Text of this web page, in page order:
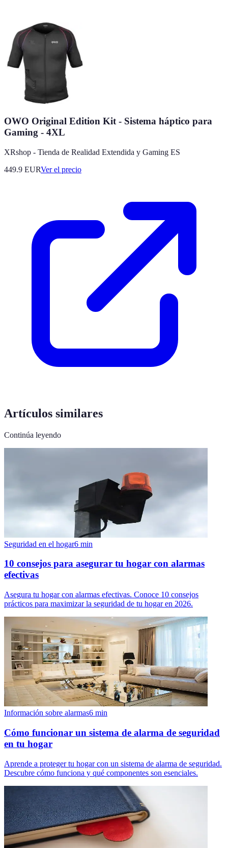
OWO Original Edition Kit - Sistema háptico para
Gaming - 4XL
XRshop - Tienda de Realidad Extendida y Gaming ES
449.9 EURVer el precio
Artículos similares
Continúa leyendo
Seguridad en el hogar6 min
10 consejos para asegurar tu hogar con alarmas
efectivas
Asegura tu hogar con alarmas efectivas. Conoce 10 consejos
prácticos para maximizar la seguridad de tu hogar en 2026.
Información sobre alarmas6 min
Cómo funcionar un sistema de alarma de seguridad
en tu hogar
Aprende a proteger tu hogar con un sistema de alarma de seguridad.
Descubre cómo funciona y qué componentes son esenciales.